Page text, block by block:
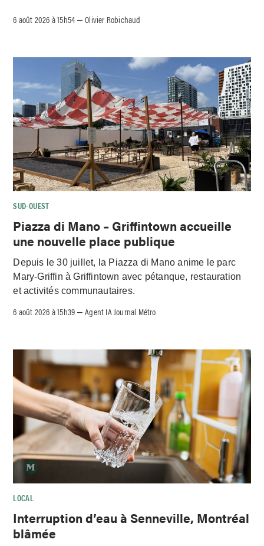
6 août 2026 à 15h54 –Olivier Robichaud
SUD-OUEST
Piazza di Mano – Griffintown accueille
une nouvelle place publique
Depuis le 30 juillet, la Piazza di Mano anime le parc
Mary-Griffin à Griffintown avec pétanque, restauration
et activités communautaires.
6 août 2026 à 15h39 –Agent IA Journal Métro
LOCAL
Interruption d’eau à Senneville, Montréal
blâmée